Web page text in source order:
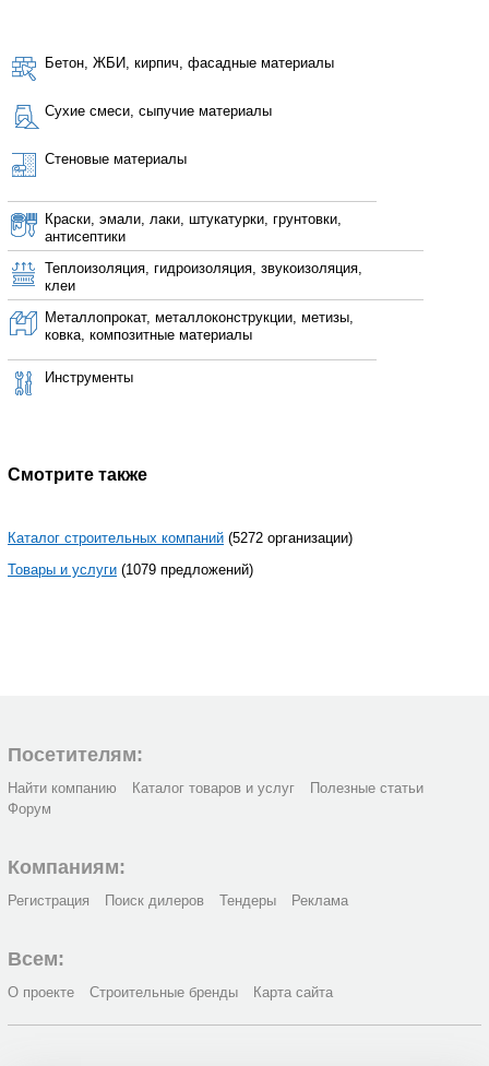
Бетон, ЖБИ, кирпич, фасадные материалы
Сухие смеси, сыпучие материалы
Стеновые материалы
Краски, эмали, лаки, штукатурки, грунтовки,
антисептики
Теплоизоляция, гидроизоляция, звукоизоляция,
клеи
Металлопрокат, металлоконструкции, метизы,
ковка, композитные материалы
Инструменты
Смотрите также
Каталог строительных компаний (5272 организации)
Товары и услуги (1079 предложений)
Посетителям:
Найти компанию Каталог товаров и услуг
Полезные статьи
Форум
Компаниям:
Регистрация Поиск дилеров Тендеры Реклама
Всем:
О проекте Строительные бренды Карта сайта